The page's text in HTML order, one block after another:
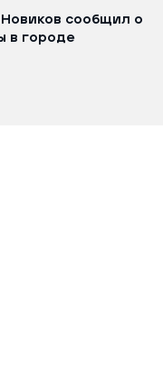
сообщил о
в городе